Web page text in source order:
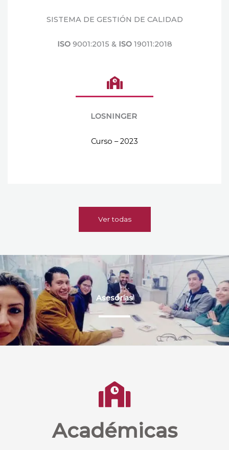
SISTEMA DE GESTIÓN DE CALIDAD
ISO 9001:2015 & ISO 19011:2018
LOSNINGER
Curso – 2023
Ver todas
Asesorías
Académicas